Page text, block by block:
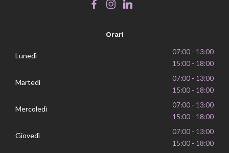
Orari
Lunedì
07:00 - 13:00
15:00 - 18:00
Martedì
07:00 - 13:00
15:00 - 18:00
Mercoledì
07:00 - 13:00
15:00 - 18:00
Giovedì
07:00 - 13:00
15:00 - 18:00